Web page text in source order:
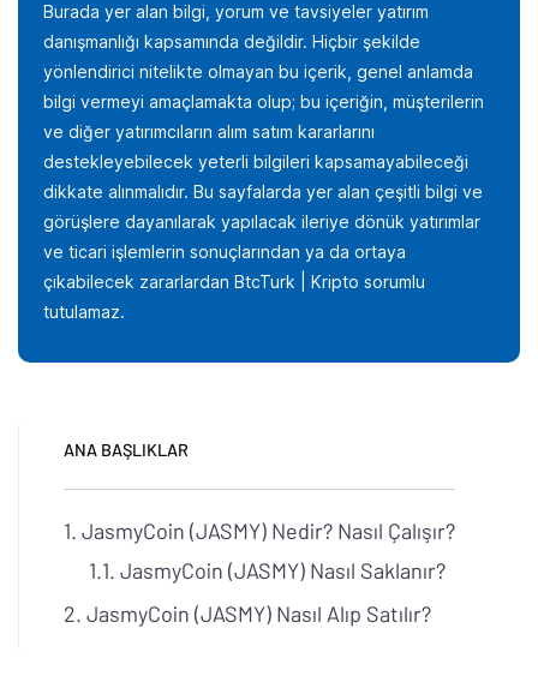
Burada yer alan bilgi, yorum ve tavsiyeler yatırım
danışmanlığı kapsamında değildir. Hiçbir şekilde
yönlendirici nitelikte olmayan bu içerik, genel anlamda
bilgi vermeyi amaçlamakta olup; bu içeriğin, müşterilerin
ve diğer yatırımcıların alım satım kararlarını
destekleyebilecek yeterli bilgileri kapsamayabileceği
dikkate alınmalıdır. Bu sayfalarda yer alan çeşitli bilgi ve
görüşlere dayanılarak yapılacak ileriye dönük yatırımlar
ve ticari işlemlerin sonuçlarından ya da ortaya
çıkabilecek zararlardan BtcTurk | Kripto sorumlu
tutulamaz.
ANA BAŞLIKLAR
JasmyCoin (JASMY) Nedir? Nasıl Çalışır?
JasmyCoin (JASMY) Nasıl Saklanır?
JasmyCoin (JASMY) Nasıl Alıp Satılır?